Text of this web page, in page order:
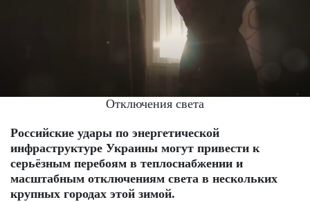
Отключения света
Российские удары по энергетической
инфраструктуре Украины могут привести к
серьёзным перебоям в теплоснабжении и
масштабным отключениям света в нескольких
крупных городах этой зимой.